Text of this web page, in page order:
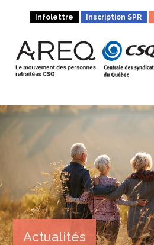
Infolettre Inscription SPR
Actualités